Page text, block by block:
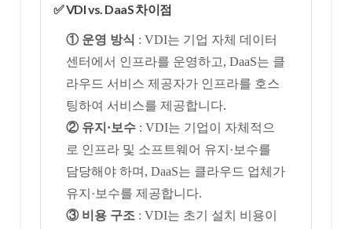
✅ VDI vs. DaaS 차이점
① 운영 방식 : VDI는 기업 자체 데이터
센터에서 인프라를 운영하고, DaaS는 클
라우드 서비스 제공자가 인프라를 호스
팅하여 서비스를 제공합니다.
② 유지·보수: VDI는 기업이 자체적으
로 인프라 및 소프트웨어 유지·보수를
담당해야 하며, DaaS는 클라우드 업체가
유지·보수를 제공합니다.
③ 비용 구조 : VDI는 초기 설치 비용이